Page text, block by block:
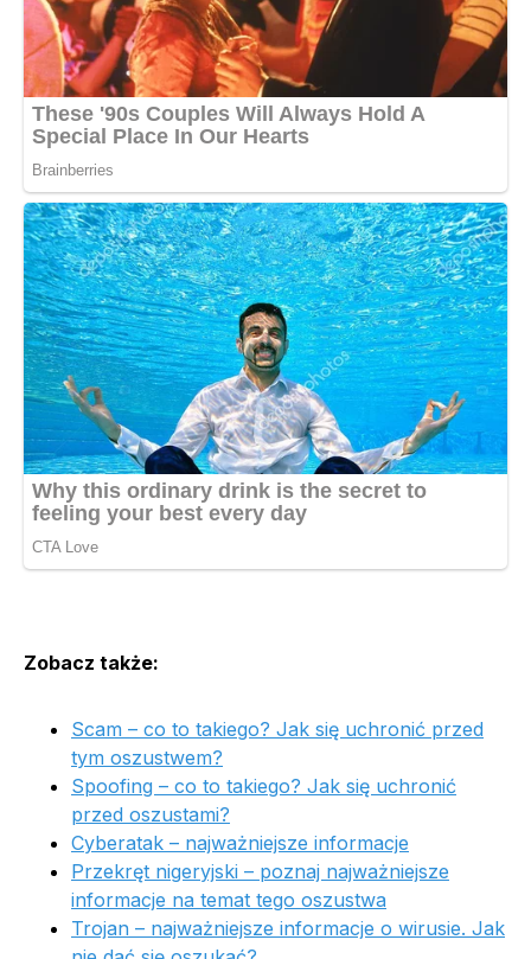
Zobacz także:
Scam – co to takiego? Jak się uchronić przed
tym oszustwem?
Spoofing – co to takiego? Jak się uchronić
przed oszustami?
Cyberatak – najważniejsze informacje
Przekręt nigeryjski – poznaj najważniejsze
informacje na temat tego oszustwa
Trojan – najważniejsze informacje o wirusie. Jak